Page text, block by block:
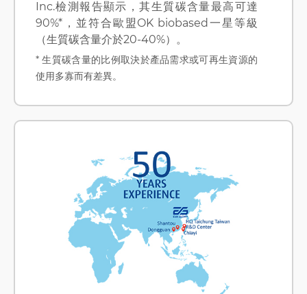
Inc.檢測報告顯示，其生質碳含量最高可達
90%*，並符合歐盟OK biobased一星等級
（生質碳含量介於20-40%）。
* 生質碳含量的比例取決於產品需求或可再生資源的
使用多寡而有差異。